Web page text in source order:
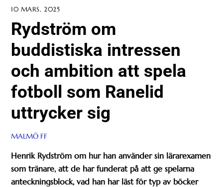
10 MARS, 2025
Rydström om
buddistiska intressen
och ambition att spela
fotboll som Ranelid
uttrycker sig
MALMÖ FF
Henrik Rydström om hur han använder sin lärarexamen
som tränare, att de har funderat på att ge spelarna
anteckningsblock, vad han har läst för typ av böcker